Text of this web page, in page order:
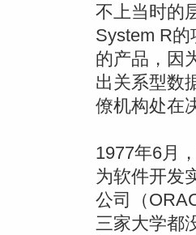
不上当时的
System R
的产品，因
出关系型数
僚机构处在
1977年6月
为软件开发
公司（
三家大学都